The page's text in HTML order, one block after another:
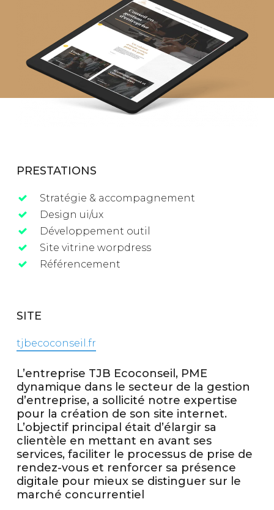
PRESTATIONS
Stratégie & accompagnement
Design ui/ux
Développement outil
Site vitrine worpdress
Référencement
SITE
tjbecoconseil.fr
L’entreprise TJB Ecoconseil, PME
dynamique dans le secteur de la gestion
d’entreprise, a sollicité notre expertise
pour la création de son site internet.
L’objectif principal était d’élargir sa
clientèle en mettant en avant ses
services, faciliter le processus de prise de
rendez-vous et renforcer sa présence
digitale pour mieux se distinguer sur le
marché concurrentiel